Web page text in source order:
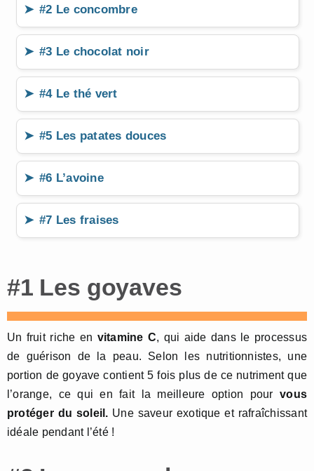
#2 Le concombre
#3 Le chocolat noir
#4 Le thé vert
#5 Les patates douces
#6 L’avoine
#7 Les fraises
#1 Les goyaves
Un fruit riche en vitamine C, qui aide dans le processus
de guérison de la peau. Selon les nutritionnistes, une
portion de goyave contient 5 fois plus de ce nutriment que
l’orange, ce qui en fait la meilleure option pourvous
protéger du soleil. Une saveur exotique et rafraîchissant
idéale pendant l’été !